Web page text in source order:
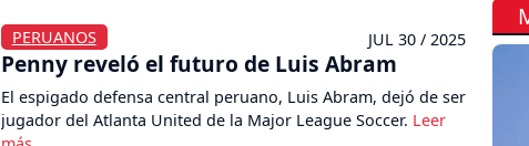
PERUANOS JUL 30 / 2025
Penny reveló el futuro de Luis Abram
El espigado defensa central peruano, Luis Abram, dejó de ser
jugador del Atlanta United de la Major League Soccer.